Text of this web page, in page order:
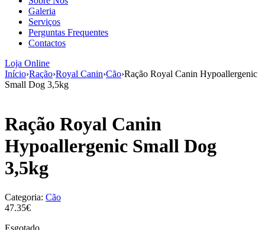
Galeria
Serviços
Perguntas Frequentes
Contactos
Loja Online
Início›Ração›Royal Canin›Cão›Ração Royal Canin Hypoallergenic
Small Dog 3,5kg
Ração Royal Canin
Hypoallergenic Small Dog
3,5kg
Categoria: Cão
47.35€
Esgotado
aumenta a
probabilidade
de ver
conteúdo e
ofertas